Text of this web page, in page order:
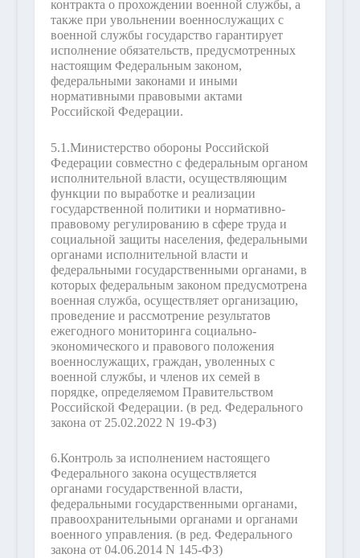
контракта о прохождении военной службы, а
также при увольнении военнослужащих с
военной службы государство гарантирует
исполнение обязательств, предусмотренных
настоящим Федеральным законом,
федеральными законами и иными
нормативными правовыми актами
Российской Федерации.
5.1.Министерство обороны Российской
Федерации совместно с федеральным органом
исполнительной власти, осуществляющим
функции по выработке и реализации
государственной политики и нормативно-
правовому регулированию в сфере труда и
социальной защиты населения, федеральными
органами исполнительной власти и
федеральными государственными органами, в
которых федеральным законом предусмотрена
военная служба, осуществляет организацию,
проведение и рассмотрение результатов
ежегодного мониторинга социально-
экономического и правового положения
военнослужащих, граждан, уволенных с
военной службы, и членов их семей в
порядке, определяемом Правительством
Российской Федерации. (в ред. Федерального
закона от 25.02.2022 N 19-ФЗ)
6.Контроль за исполнением настоящего
Федерального закона осуществляется
органами государственной власти,
федеральными государственными органами,
правоохранительными органами и органами
военного управления. (в ред. Федерального
закона от 04.06.2014 N 145-ФЗ)